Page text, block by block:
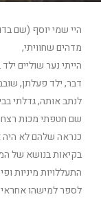
היי שמי יוסף (שם
מדהים שחוויתי,
הייתי נער שוליים
דבר, ילד פעלתן,
לנתב אותה, גדלתי
שם חטפתי מכות רצח
כנראה שלהם לא
בקיאות בנושא של
התעללויות מיניות
לספר למישהו אחראי